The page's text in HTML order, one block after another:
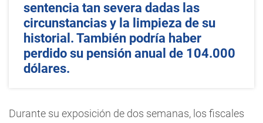
sentencia tan severa dadas las
circunstancias y la limpieza de su
historial. También podría haber
perdido su pensión anual de 104.000
dólares.
Durante su exposición de dos semanas, los fiscales